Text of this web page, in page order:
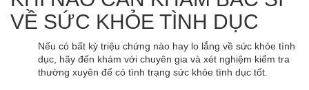
VỀ SỨC KHỎE TÌNH DỤC
Nếu có bất kỳ triệu chứng nào hay lo lắng về sức khỏe tình
dục, hãy đến khám với chuyên gia và xét nghiệm kiểm tra
thường xuyên để có tình trạng sức khỏe tình dục tốt.